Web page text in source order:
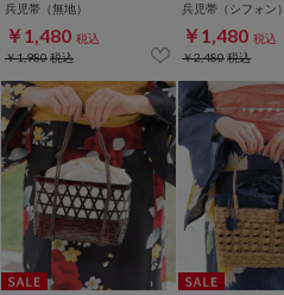
兵児帯（無地）
￥1,480 税込
￥1,980税込
兵児帯（シフォン）
￥1,480 税込
￥2,480税込